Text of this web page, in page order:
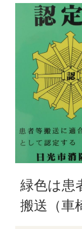
緑色は患
搬送（車